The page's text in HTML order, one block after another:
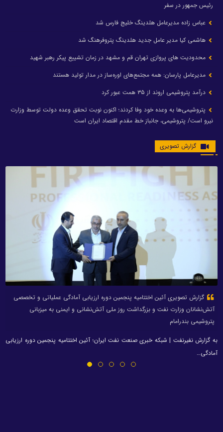
رئیس جمهور در سفر
عباس زاده مدیرعامل هلدینگ خلیج فارس شد
هاشمی کیا مدیر عامل جدید هلدینگ پتروفرهنگ شد
محدودیت های پروازی تهران قم و مشهد در زمان تشییع پیکر رهبر شهید
مدیرعامل پارسان: همه مجتمع‌های اوره‌ساز در مدار تولید هستند
درآمد پتروشیمی اروند از ۳۵ همت عبور کرد
پتروشیمی‌ها به وعده خود وفا کردند؛ اکنون نوبت تحقق وعده دولت توسط وزارت
نیرو است/ پتروشیمی، جانباز خط مقدم اقتصاد ایران است
گزارش تصویری
گزارش تصویری آئین اختتامیه پنجمین دوره ارزیابی آمادگی عملیاتی و تخصصی
آتش‌نشانان وزارت نفت و بزرگداشت روز ملی آتش‌نشانی و ایمنی به میزبانی
پتروشیمی بندرامام
به گزارش نفیرنفت | شبکه خبری صنعت نفت ایران؛ آئین اختتامیه پنجمین دوره ارزیابی
آمادگی…